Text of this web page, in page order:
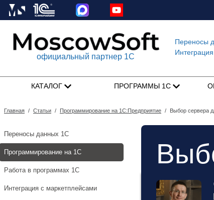
официальный партнер 1С
Переносы
КАТАЛОГ ПРОГРАММЫ 1С
Главная / Статьи / Программирование на 1С:Предприятие / Выбор сервера
Переносы данных 1С
Программирование на 1С
Работа в программах 1С
Интеграция с маркетплейсами